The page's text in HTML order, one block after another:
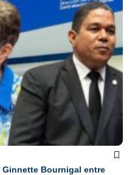
Bournigal entre